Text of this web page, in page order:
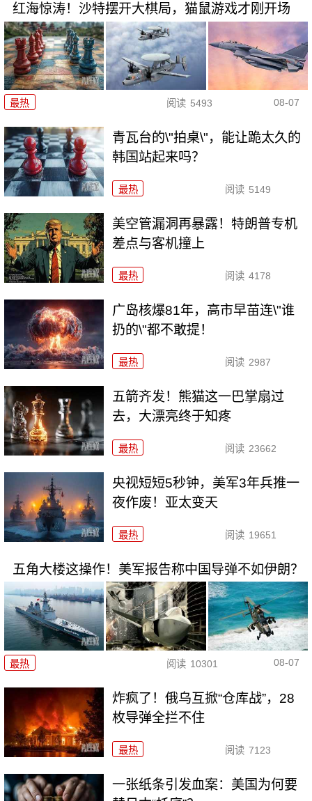
红海惊涛！沙特摆开大棋局，猫鼠游戏才刚开场
最热 阅读 5493 08-07
青瓦台的\"拍桌\"，能让跪太久的
韩国站起来吗？
最热 阅读 5149
美空管漏洞再暴露！特朗普专机
差点与客机撞上
最热 阅读 4178
广岛核爆81年，高市早苗连\"谁
扔的\"都不敢提！
最热 阅读 2987
五箭齐发！熊猫这一巴掌扇过
去，大漂亮终于知疼
最热 阅读 23662
央视短短5秒钟，美军3年兵推一
夜作废！亚太变天
最热 阅读 19651
五角大楼这操作！美军报告称中国导弹不如伊朗？
最热 阅读 10301 08-07
炸疯了！俄乌互掀“仓库战”，28
枚导弹全拦不住
最热 阅读 7123
一张纸条引发血案：美国为何要